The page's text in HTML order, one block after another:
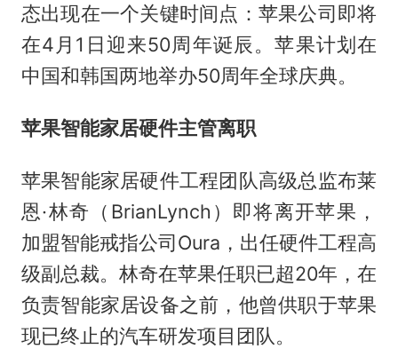
态出现在一个关键时间点：苹果公司即将
在4月1日迎来50周年诞辰。苹果计划在
中国和韩国两地举办50周年全球庆典。
苹果智能家居硬件主管离职
苹果智能家居硬件工程团队高级总监布莱
恩·林奇（BrianLynch）即将离开苹果，
加盟智能戒指公司Oura，出任硬件工程高
级副总裁。林奇在苹果任职已超20年，在
负责智能家居设备之前，他曾供职于苹果
现已终止的汽车研发项目团队。